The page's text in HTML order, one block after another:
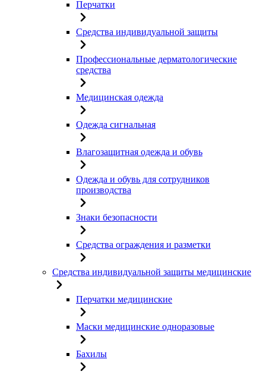
Перчатки
Средства индивидуальной защиты
Профессиональные дерматологические
средства
Медицинская одежда
Одежда сигнальная
Влагозащитная одежда и обувь
Одежда и обувь для сотрудников
производства
Знаки безопасности
Средства ограждения и разметки
Средства индивидуальной защиты медицинские
Перчатки медицинские
Маски медицинские одноразовые
Бахилы